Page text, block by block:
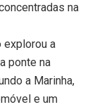
na
explorou a
ponte na
a Marinha,
e um